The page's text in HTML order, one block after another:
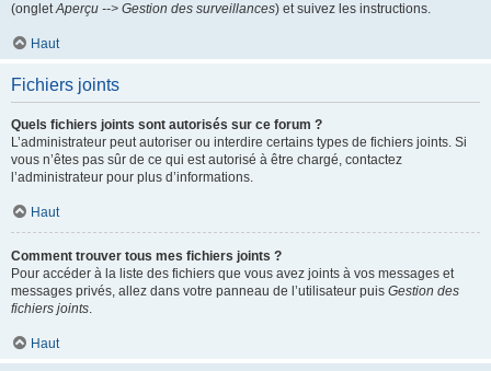
(ongletAperçu --> Gestion des surveillances) et suivez les instructions.
Haut
Fichiers joints
Quels fichiers joints sont autorisés sur ce forum ?
L’administrateur peut autoriser ou interdire certains types de fichiers joints. Si
vous n’êtes pas sûr de ce qui est autorisé à être chargé, contactez
l’administrateur pour plus d’informations.
Haut
Comment trouver tous mes fichiers joints ?
Pour accéder à la liste des fichiers que vous avez joints à vos messages et
messages privés, allez dans votre panneau de l’utilisateur puis Gestion des
fichiers joints.
Haut